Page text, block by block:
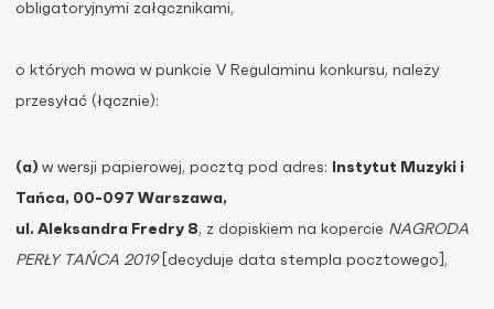
obligatoryjnymi załącznikami,
o których mowa w punkcie V Regulaminu konkursu, należy
przesyłać (łącznie):
(a) w wersji papierowej, pocztą pod adres:
Instytut Muzyki i
Tańca, 00-097 Warszawa,
ul. Aleksandra Fredry 8, z dopiskiem na kopercie NAGRODA
PERŁY TAŃCA 2019[decyduje data stempla pocztowego],